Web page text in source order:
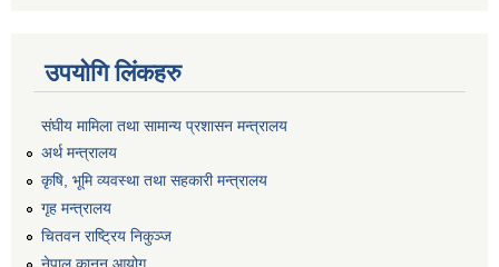
उपयोगि लिंकहरु
संघीय मामिला तथा सामान्य प्रशासन मन्त्रालय
अर्थ मन्त्रालय
कृषि, भूमि व्यवस्था तथा सहकारी मन्त्रालय
गृह मन्त्रालय
चितवन राष्ट्रिय निकुञ्ज
नेपाल कानुन आयोग